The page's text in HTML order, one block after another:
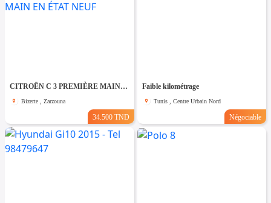
CITROËN C 3 PREMIÈRE MAIN EN ÉTAT NEUF
Bizerte , Zarzouna
34.500 TND
Faible kilométrage
Tunis , Centre Urbain Nord
Négociable